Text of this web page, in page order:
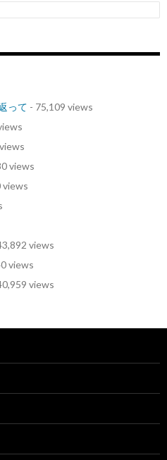
って - 75,109 views
views
views
views
views
views